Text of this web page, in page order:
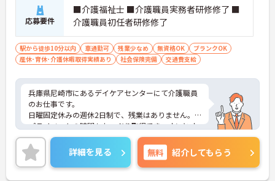
応募要件
■介護福祉士 ■介護職員実務者研修修了 ■
介護職員初任者研修修了
駅から徒歩10分以内 車通勤可 残業少なめ 無資格OK
ブランクOK
産休･育休･介護休暇取得実績あり
社会保険完備 交通費支給
兵庫県尼崎市にあるデイケアセンターにて介護職員
のお仕事です。
日曜固定休みの週休2日制で、残業はありません。
プライベートの時間もたっぷり取得でき、オンとオ
フどちらも充実させられるお仕事です♪
ご興味がある方は是非一度マイナビまでお問い合わ
せください。さらに詳細などお伝えします！
詳細を見る 無料 紹介してもらう